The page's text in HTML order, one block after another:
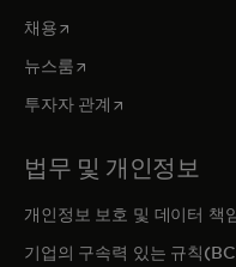
채용새 탭에서 열림
뉴스룸새 탭에서 열림
투자자 관계 새 탭에서 열림
법무 및 개인정보
개인정보 보호 및 데이터 책
기업의 구속력 있는 규칙